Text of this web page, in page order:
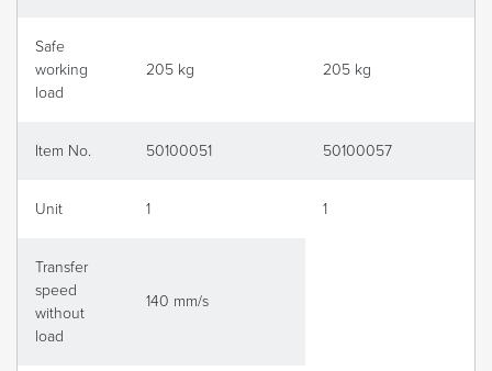
Safe
working
load
205 kg 205 kg
Item No. 50100051 50100057
Unit 1 1
Transfer
speed
without
load
140 mm/s